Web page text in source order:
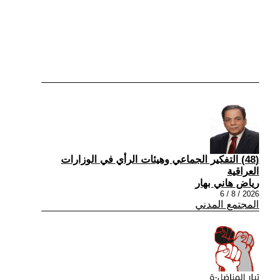
(48) التفكير الجماعي وهيئات الرأي في الوزارات
العراقية
رياض هاني بهار
2026 / 8 / 6
المجتمع المدني